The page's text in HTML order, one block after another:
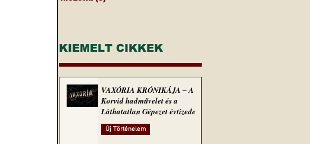
KIEMELT CIKKEK
VAXÓRIA KRÓNIKÁJA ‒ A
Korvid hadművelet és a
Láthatatlan Gépezet évtizede
Új Történelem